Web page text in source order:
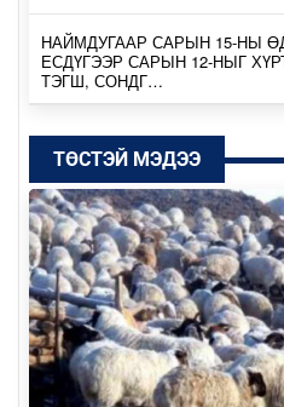
НАЙМДУГААР САРЫН 15-НЫ
ЕСДҮГЭЭР САРЫН 12-НЫГ
ТЭГШ, СОНДГ…
ТӨВ, ГОВЬ, ЗҮҮН АЙМГУУДЫН
ЗАРИМ ГАЗРААР ДУУ
ААДАР…
Өчигдөр
НИЙТИЙН АЛБАН ТУШААЛТНЫ
БУС ХӨРӨНГИЙГ ХУРААХ
ТӨСӨЛ БОЛОВ…
Өчигдөр
ТӨСТЭЙ МЭДЭЭ